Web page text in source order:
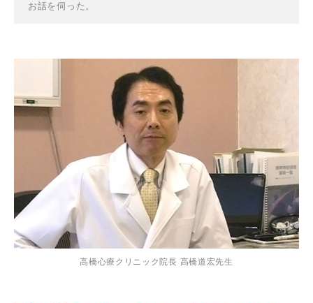
お話を伺った。
高橋心療クリニック院長 高橋道宏先生